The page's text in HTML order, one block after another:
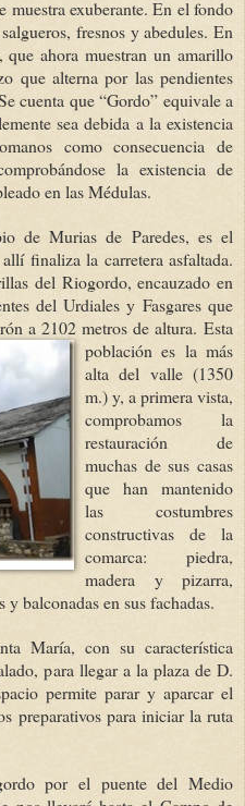
muestra exuberante. En el fondo
fresnos y abedules. En
que ahora muestran un amarillo
que alterna por las pendientes
cuenta que “Gordo” equivale a
sea debida a la existencia
como consecuencia de
la existencia de
en las Médulas.
de Murias de Paredes, es el
finaliza la carretera asfaltada.
del Riogordo, encauzado en
del Urdiales y Fasgares que
a 2102 metros de altura. Esta
población es la más
alta del valle (1350
m.) y, a primera vista,
comprobamos la
restauración de
muchas de sus casas
que han mantenido
las costumbres
constructivas de la
comarca: piedra,
madera y pizarra,
y balconadasen sus fachadas.
María, con su característica
para llegar a la plaza de D.
permite parar y aparcar el
preparativos para iniciar la ruta
por el puente del Medio